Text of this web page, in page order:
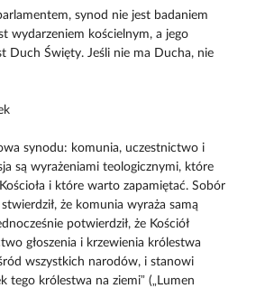
synod nie jest badaniem
wydarzeniem kościelnym, a jego
Duch Święty. Jeśli nie ma Ducha, nie
synodu: komunia, uczestnictwo i
są wyrażeniami teologicznymi, które
i które warto zapamiętać. Sobór
że komunia wyraża samą
potwierdził, że Kościół
głoszenia i krzewienia królestwa
wszystkich narodów, i stanowi
tego królestwa na ziemi” („Lumen